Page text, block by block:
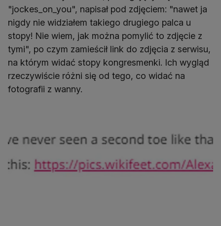
"jockes_on_you", napisał pod zdjęciem: "nawet ja
nigdy nie widziałem takiego drugiego palca u
stopy! Nie wiem, jak można pomylić to zdjęcie z
tymi", po czym zamieścił link do zdjęcia z serwisu,
na którym widać stopy kongresmenki. Ich wygląd
rzeczywiście różni się od tego, co widać na
fotografii z wanny.